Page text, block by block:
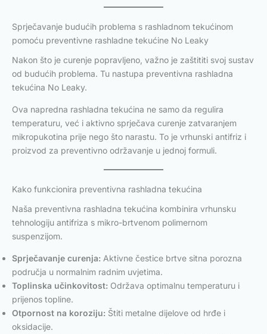
Sprječavanje budućih problema s rashladnom tekućinom
pomoću preventivne rashladne tekućine No Leaky
Nakon što je curenje popravljeno, važno je zaštititi svoj sustav
od budućih problema. Tu nastupa preventivna rashladna
tekućina No Leaky.
Ova napredna rashladna tekućina ne samo da regulira
temperaturu, već i aktivno sprječava curenje zatvaranjem
mikropukotina prije nego što narastu. To je vrhunski antifriz i
proizvod za preventivno održavanje u jednoj formuli.
Kako funkcionira preventivna rashladna tekućina
Naša preventivna rashladna tekućina kombinira vrhunsku
tehnologiju antifriza s mikro-brtvenom polimernom
suspenzijom.
Sprječavanje curenja: Aktivne čestice brtve sitna porozna
područja u normalnim radnim uvjetima.
Toplinska učinkovitost: Održava optimalnu temperaturu i
prijenos topline.
Otpornost na koroziju: Štiti metalne dijelove od hrđe i
oksidacije.